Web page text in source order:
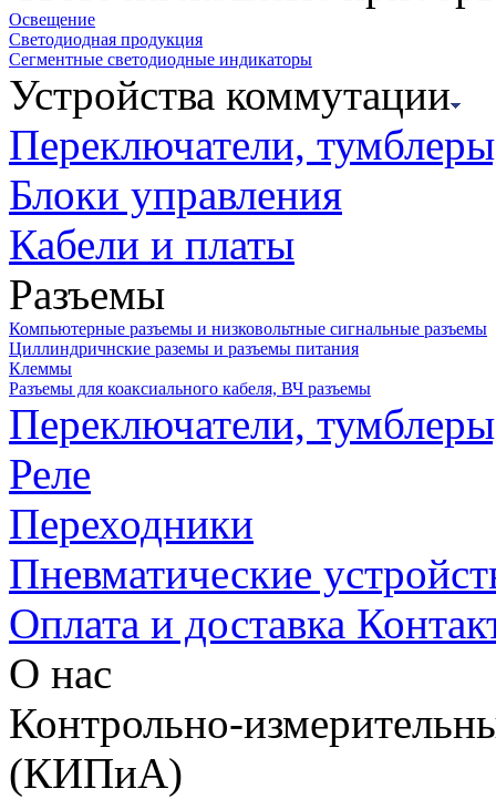
Освещение
Светодиодная продукция
Сегментные светодиодные индикаторы
Устройства коммутации
Переключатели,
Блоки управления
Кабели и платы
Разъемы
Компьютерные разъемы и низковольтные сигнальные разъемы
Циллиндричнские раземы и разъемы питания
Клеммы
Разъемы для коаксиального кабеля, ВЧ разъемы
Переключатели,
Реле
Переходники
Пневматические
Оплата и доставка
О нас
Контрольно-
(КИПиА)